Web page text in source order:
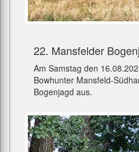
22. Mansfelder
Am Samstag den
Bowhunter Mansfeld-
Bogenjagd aus.